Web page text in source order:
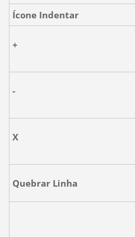
Ícone Indentar
+
-
X
Quebrar Linha